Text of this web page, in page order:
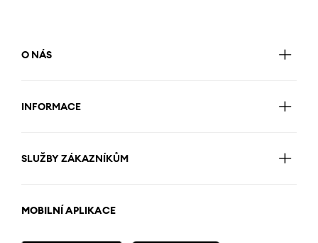
O NÁS
INFORMACE
SLUŽBY ZÁKAZNÍKŮM
MOBILNÍ APLIKACE